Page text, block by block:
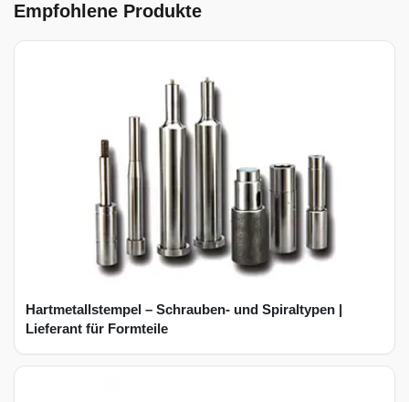
Empfohlene Produkte
Hartmetallstempel – Schrauben- und Spiraltypen |
Lieferant für Formteile